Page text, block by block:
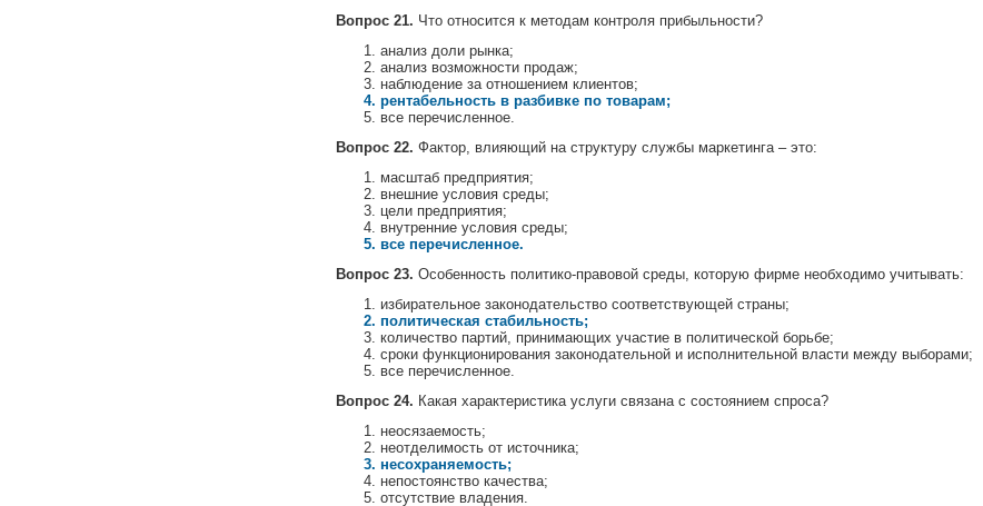
Вопрос 21. Что относится к методам контроля прибыльности?
анализ доли рынка;
анализ возможности продаж;
наблюдение за отношением клиентов;
рентабельность в разбивке по товарам;
все перечисленное.
Вопрос 22. Фактор, влияющий на структуру службы маркетинга – это:
масштаб предприятия;
внешние условия среды;
цели предприятия;
внутренние условия среды;
все перечисленное.
Вопрос 23. Особенность политико-правовой среды, которую фирме необходимо учитывать:
избирательное законодательство соответствующей страны;
политическая стабильность;
количество партий, принимающих участие в политической борьбе;
сроки функционирования законодательной и исполнительной власти между выборами;
все перечисленное.
Вопрос 24. Какая характеристика услуги связана с состоянием спроса?
неосязаемость;
неотделимость от источника;
несохраняемость;
непостоянство качества;
отсутствие владения.